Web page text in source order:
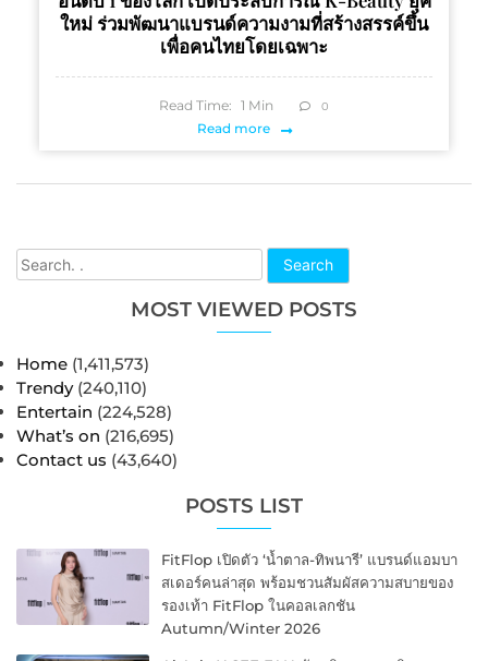
Search
MOST VIEWED POSTS
Home (1,411,573)
Trendy (240,110)
Entertain (224,528)
What’s on (216,695)
Contact us (43,640)
POSTS LIST
FitFlop เปิดตัว ‘น้ำตาล-ทิพนารี’ แบรนด์แอมบา
สเดอร์คนล่าสุด พร้อมชวนสัมผัสความสบายของ
รองเท้า FitFlop ในคอลเลกชัน
Autumn/Winter 2026
ใหม่ ร่วมพัฒนาแบรนด์ความงามที่สร้างสรรค์ขึ้น
เพื่อคนไทยโดยเฉพาะ
Read Time: 1 Min 0
Read more